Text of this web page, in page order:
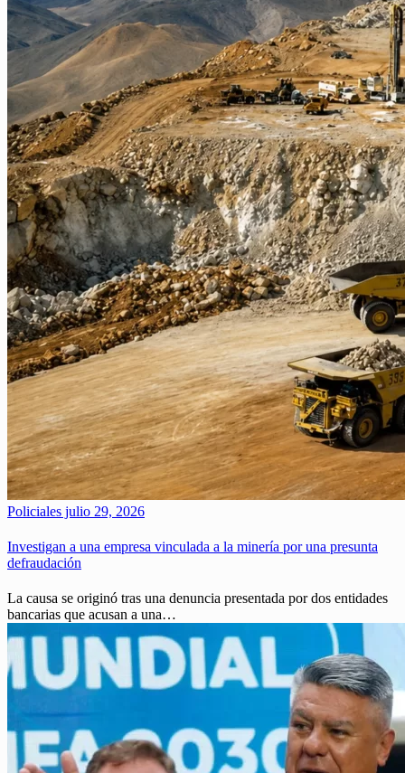
Policiales julio 29, 2026
Investigan a una empresa vinculada a la minería por una presunta
defraudación
La causa se originó tras una denuncia presentada por dos entidades
bancarias que acusan a una…